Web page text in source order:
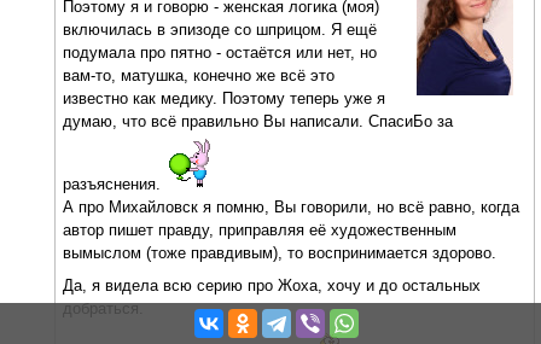
Поэтому я и говорю - женская логика (моя)
включилась в эпизоде со шприцом. Я ещё
подумала про пятно - остаётся или нет, но
вам-то, матушка, конечно же всё это
известно как медику. Поэтому теперь уже я
думаю, что всё правильно Вы написали. СпасиБо за
разъяснения.
А про Михайловск я помню, Вы говорили, но всё равно, когда
автор пишет правду, приправляя её художественным
вымыслом (тоже правдивым), то воспринимается здорово.
Да, я видела всю серию про Жоха, хочу и до остальных
добраться.